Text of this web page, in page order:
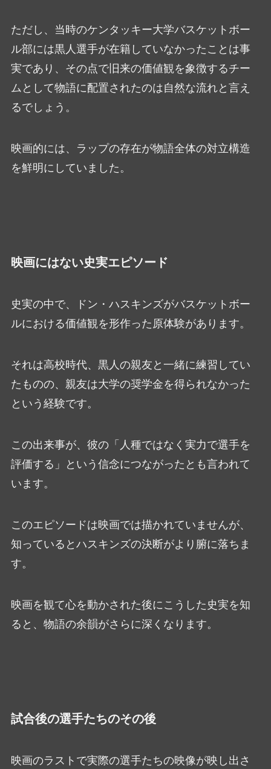
ただし、当時のケンタッキー大学バスケットボー
ル部には黒人選手が在籍していなかったことは事
実であり、その点で旧来の価値観を象徴するチー
ムとして物語に配置されたのは自然な流れと言え
るでしょう。
映画的には、ラップの存在が物語全体の対立構造
を鮮明にしていました。
映画にはない史実エピソード
史実の中で、ドン・ハスキンズがバスケットボー
ルにおける価値観を形作った原体験があります。
それは高校時代、黒人の親友と一緒に練習してい
たものの、親友は大学の奨学金を得られなかった
という経験です。
この出来事が、彼の「人種ではなく実力で選手を
評価する」という信念につながったとも言われて
います。
このエピソードは映画では描かれていませんが、
知っているとハスキンズの決断がより腑に落ちま
す。
映画を観て心を動かされた後にこうした史実を知
ると、物語の余韻がさらに深くなります。
試合後の選手たちのその後
映画のラストで実際の選手たちの映像が映し出さ